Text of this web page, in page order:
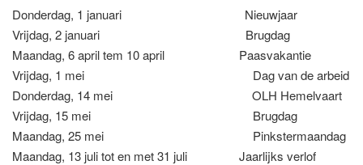
Donderdag, 1 januari Nieuwjaar
Vrijdag, 2 januari Brugdag
Maandag, 6 april tem 10 april Paasvakantie
Vrijdag, 1 mei Dag van de arbeid
Donderdag, 14 mei OLH Hemelvaart
Vrijdag, 15 mei Brugdag
Maandag, 25 mei Pinkstermaandag
Maandag, 13 juli tot en met 31 juli Jaarlijks verlof